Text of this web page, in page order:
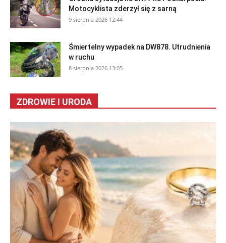
Motocyklista zderzył się z sarną
9 sierpnia 2026 12:44
Śmiertelny wypadek na DW878. Utrudnienia
w ruchu
8 sierpnia 2026 13:05
ZDROWIE I URODA